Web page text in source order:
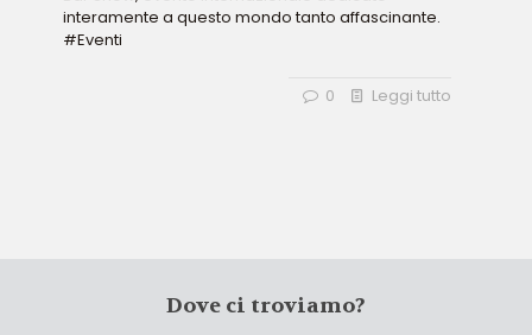
interamente a questo mondo tanto affascinante.
#Eventi
0 Leggi tutto
Dove ci troviamo?